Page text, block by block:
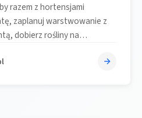
razem z hortensjami
zaplanuj warstwowanie z
dobierz rośliny na…